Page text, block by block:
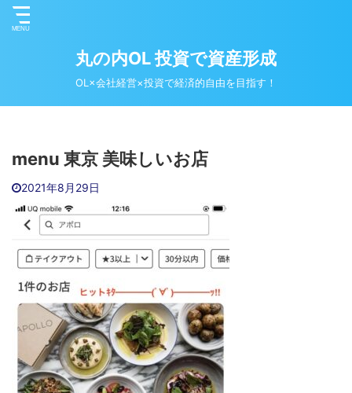
丸の内OL 投資で資産形成
OL×会社経営×投資で経済的自由を目指す！
menu 東京 美味しいお店
2021年8月29日